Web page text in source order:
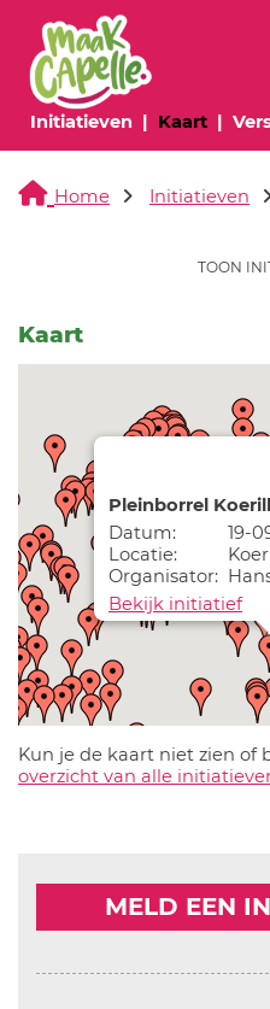
Initiatieven(huidige
Kaart
Home Initiatieven
TOON
Kaart
Pleinborrel
Datum:
19-
Locatie:
Organisator:
Bekijk initiatief
Kun je de kaart niet zien of
overzicht van alle
MELD EEN